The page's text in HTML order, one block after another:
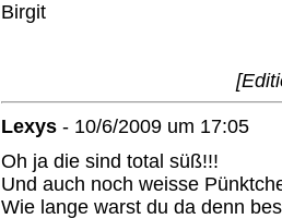
Birgit
Lexys - 10/6/2009 um 17:05
Oh ja die sind total süß!!!
Und auch noch weisse
Wie lange warst du da denn